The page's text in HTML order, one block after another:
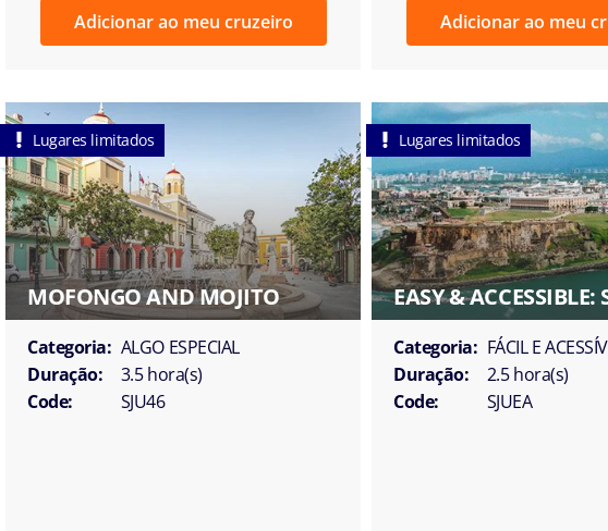
Adicionar ao meu cruzeiro Adicionar ao meu
Lugares limitados
MOFONGO AND MOJITO
Categoria: ALGO ESPECIAL
Duração:
3.5 hora(s)
Code:
SJU46
Lugares limitados
EASY & ACCESSIBLE:
Categoria: FÁCIL E
Duração:
2.5 hora(s)
Code:
SJUEA